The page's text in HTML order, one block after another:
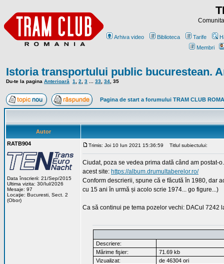
Arhiva video Biblioteca Tarife
Membri
Istoria transportului public bucurestean.
Du-te la pagina Anterioară 1 2 3 33 34 35
Pagina de start a forumului TRAM CLUB
Autor
RATB904
Data înscrierii: 21/Sep/2015
Ultima vizita: 30/Iul/2026
Mesaje: 97
Locaţie: Bucuresti, Sect. 2
(Obor)
Trimis: Joi 10 Iun 2021 15:36:59 Titlul subiectului:
Ciudat, poza se vedea prima dată când am postat-
acest site: https://album.drumultaberelor.ro/
Conform descrierii, spune că e făcută în 1980, dar
cu 15 ani în urmă și acolo scrie 1974... go figure...)
Ca să continui pe tema pozelor vechi: DACul 7242
Descriere:
Mărime fişier:
71.69 kb
Vizualizat:
de 46304 ori